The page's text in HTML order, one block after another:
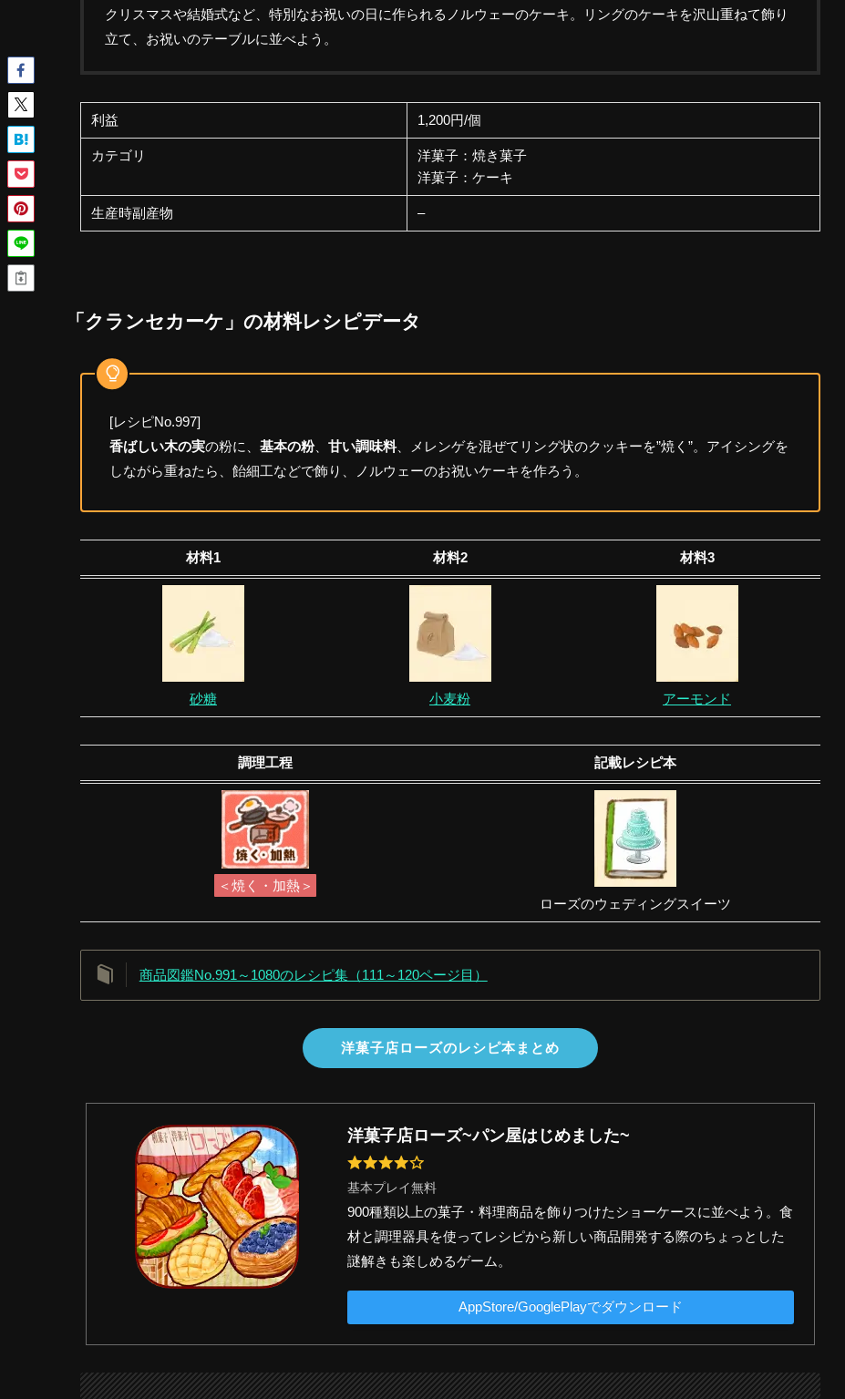
クリスマスや結婚式など、特別なお祝いの日に作られるノルウェーのケーキ。リングのケーキを沢山重ねて飾り
立て、お祝いのテーブルに並べよう。
利益 1,200円/個
カテゴリ
洋菓子：焼き菓子
洋菓子：ケーキ
生産時副産物 –
「クランセカーケ」の材料レシピデータ
[レシピNo.997]
香ばしい木の実の粉に、 基本の粉、 甘い調味料、メレンゲを混ぜてリング状のクッキーを”焼く”。アイシングを
しながら重ねたら、飴細工などで飾り、ノルウェーのお祝いケーキを作ろう。
材料1 材料2 材料3
砂糖 小麦粉 アーモンド
調理工程 記載レシピ本
＜焼く・加熱＞
ローズのウェディングスイーツ
商品図鑑No.991～1080のレシピ集（111～120ページ目）
洋菓子店ローズのレシピ本まとめ
洋菓子店ローズ~パン屋はじめました~
基本プレイ無料
900種類以上の菓子・料理商品を飾りつけたショーケースに並べよう。食
材と調理器具を使ってレシピから新しい商品開発する際のちょっとした
謎解きも楽しめるゲーム。
AppStore/GooglePlayでダウンロード